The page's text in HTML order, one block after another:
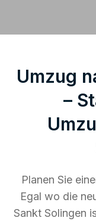
Umzug
–
Planen Sie
Egal wo die
Sankt Solingen